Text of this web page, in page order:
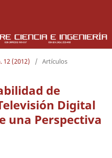
12 (2012) / Artículos
de
Digital
una Perspectiva